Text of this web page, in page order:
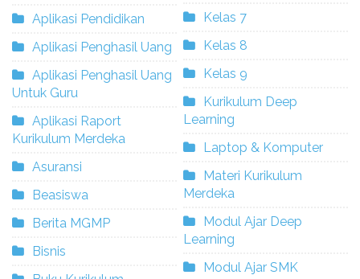
Aplikasi Pendidikan
Aplikasi Penghasil Uang
Aplikasi Penghasil Uang
Untuk Guru
Aplikasi Raport
Kurikulum Merdeka
Asuransi
Beasiswa
Berita MGMP
Bisnis
Kelas 7
Kelas 8
Kelas 9
Kurikulum Deep
Learning
Laptop & Komputer
Materi Kurikulum
Merdeka
Modul Ajar Deep
Learning
Modul Ajar SMK